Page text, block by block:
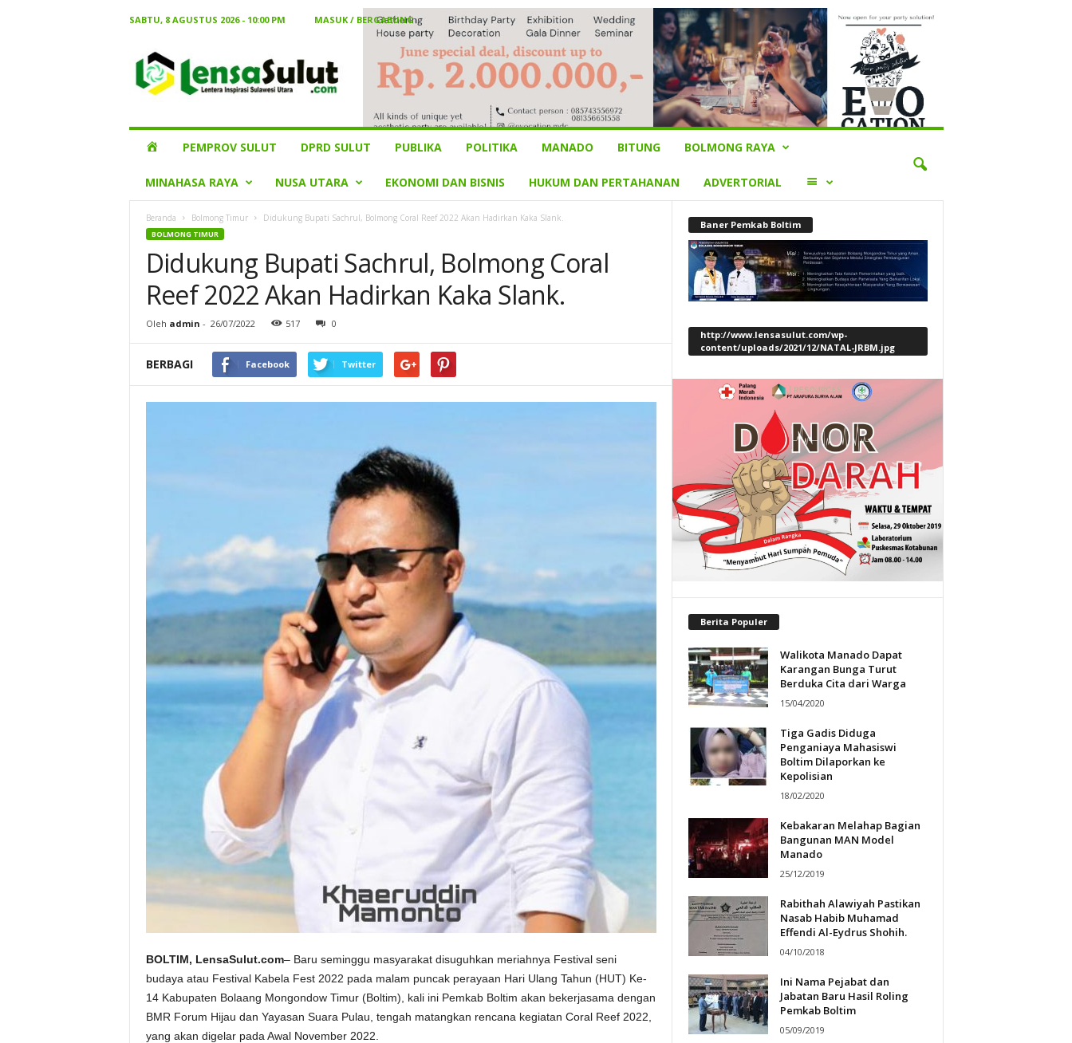
SABTU, 8 AGUSTUS 2026 - 10:00 PM
MASUK / BERGABUNG
Sulut
HOMEPEMPROV SULUT DPRD SULUT PUBLIKA POLITIKA MANADO BITUNG BOLMONG RAYA
MINAHASA RAYA NUSA UTARA EKONOMI DAN BISNIS HUKUM DAN PERTAHANAN ADVERTORIAL LAINNYA
Beranda Bolmong Timur Didukung Bupati Sachrul, Bolmong Coral Reef 2022 Akan Hadirkan Kaka Slank.
BOLMONG TIMUR
Didukung Bupati Sachrul, Bolmong Coral
Reef 2022 Akan Hadirkan Kaka Slank.
Oleh admin - 26/07/2022 517 0
BERBAGI Facebook Twitter
BOLTIM, LensaSulut.com– Baru seminggu masyarakat disuguhkan meriahnya Festival seni
budaya atau Festival Kabela Fest 2022 pada malam puncak perayaan Hari Ulang Tahun (HUT) Ke-
14 Kabupaten Bolaang Mongondow Timur (Boltim), kali ini Pemkab Boltim akan bekerjasama dengan
BMR Forum Hijau dan Yayasan Suara Pulau, tengah matangkan rencana kegiatan Coral Reef 2022,
yang akan digelar pada Awal November 2022.
Baner Pemkab Boltim
http://www.lensasulut.com/wp-
content/uploads/2021/12/NATAL-JRBM.jpg
Berita Populer
Walikota Manado Dapat
Karangan Bunga Turut
Berduka Cita dari Warga
15/04/2020
Tiga Gadis Diduga
Penganiaya Mahasiswi
Boltim Dilaporkan ke
Kepolisian
18/02/2020
Kebakaran Melahap Bagian
Bangunan MAN Model
Manado
25/12/2019
Rabithah Alawiyah Pastikan
Nasab Habib Muhamad
Effendi Al-Eydrus Shohih.
04/10/2018
Ini Nama Pejabat dan
Jabatan Baru Hasil Roling
Pemkab Boltim
05/09/2019